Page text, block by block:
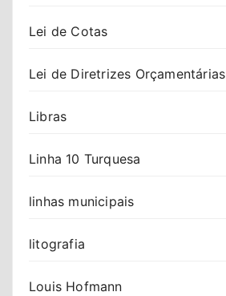
Lei de Cotas
Lei de Diretrizes Orçamentárias
Libras
Linha 10 Turquesa
linhas municipais
litografia
Louis Hofmann